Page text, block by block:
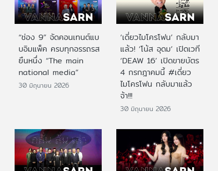
“ช่อง 9” จัดคอนเทนต์แบ
บอิมแพ็ค ครบทุกอรรถรส
ยืนหนึ่ง “The main
national media”
30 มิถุนายน 2026
‘เดี่ยวไมโครโฟน’ กลับมา
แล้ว! ‘โน้ส อุดม’ เปิดเวที
‘DEAW 16’ เปิดขายบัตร
4 กรกฎาคมนี้ #เดี่ยว
ไมโครโฟน กลับมาแล้ว
จ้า!!!
30 มิถุนายน 2026